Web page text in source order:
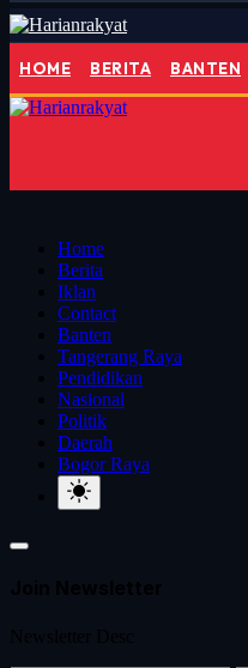
HOME BERITA BANTEN
Home
Berita
Iklan
Contact
Banten
Tangerang Raya
Pendidikan
Nasional
Politik
Daerah
Bogor Raya